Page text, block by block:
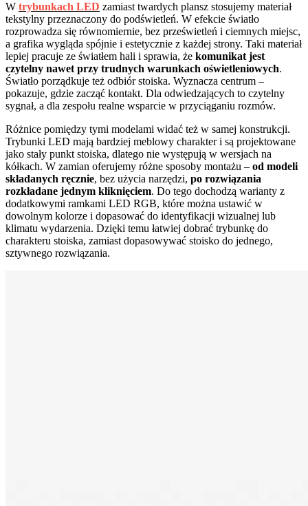
W trybunkach LED zamiast twardych plansz stosujemy materiał
tekstylny przeznaczony do podświetleń. W efekcie światło
rozprowadza się równomiernie, bez prześwietleń i ciemnych miejsc,
a grafika wygląda spójnie i estetycznie z każdej strony. Taki materiał
lepiej pracuje ze światłem hali i sprawia, że komunikat jest
czytelny nawet przy trudnych warunkach oświetleniowych.
Światło porządkuje też odbiór stoiska. Wyznacza centrum –
pokazuje, gdzie zacząć kontakt. Dla odwiedzających to czytelny
sygnał, a dla zespołu realne wsparcie w przyciąganiu rozmów.
Różnice pomiędzy tymi modelami widać też w samej konstrukcji.
Trybunki LED mają bardziej meblowy charakter i są projektowane
jako stały punkt stoiska, dlatego nie występują w wersjach na
kółkach. W zamian oferujemy różne sposoby montażu – od modeli
składanych ręcznie, bez użycia narzędzi, po rozwiązania
rozkładane jednym kliknięciem. Do tego dochodzą warianty z
dodatkowymi ramkami LED RGB, które można ustawić w
dowolnym kolorze i dopasować do identyfikacji wizualnej lub
klimatu wydarzenia. Dzięki temu łatwiej dobrać trybunkę do
charakteru stoiska, zamiast dopasowywać stoisko do jednego,
sztywnego rozwiązania.